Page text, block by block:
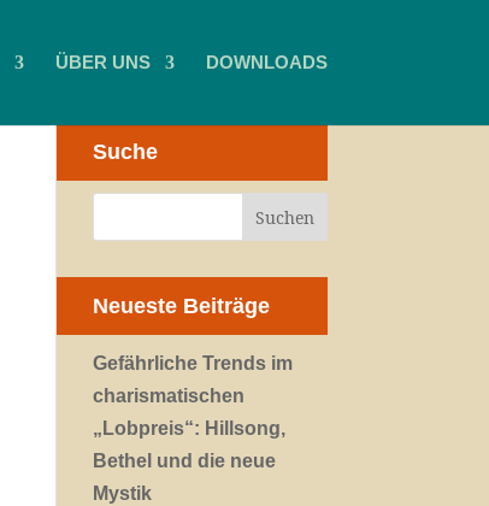
ÜBER UNS DOWNLOADS
Suche
Neueste Beiträge
Gefährliche Trends im
charismatischen
„Lobpreis“: Hillsong,
Bethel und die neue
Mystik